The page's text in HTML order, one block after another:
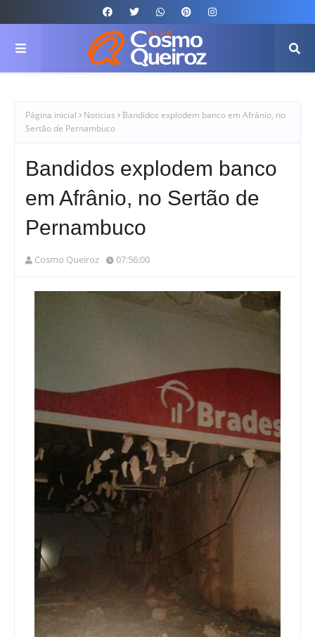
Página inicial Noticias
Bandidos explodem banco em Afrânio, no
Sertão de Pernambuco
Bandidos explodem banco
em Afrânio, no Sertão de
Pernambuco
Cosmo Queiroz 07:56:00